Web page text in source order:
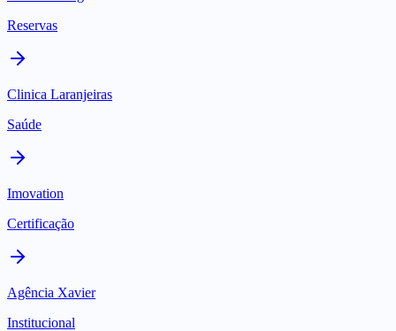
Reservas
Clinica Laranjeiras
Saúde
Imovation
Certificação
Agência Xavier
Institucional